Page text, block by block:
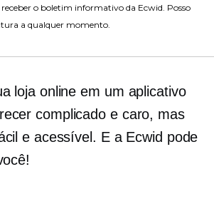
o boletim informativo da Ecwid. Posso
a qualquer momento.
loja online em um aplicativo
complicado e caro, mas
e acessível. E a Ecwid pode